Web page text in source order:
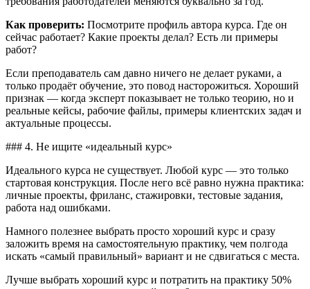
Как проверить: Посмотрите профиль автора курса. Где он
сейчас работает? Какие проекты делал? Есть ли примеры
работ?
Если преподаватель сам давно ничего не делает руками, а
только продаёт обучение, это повод насторожиться. Хороший
признак — когда эксперт показывает не только теорию, но и
реальные кейсы, рабочие файлы, примеры клиентских задач и
актуальные процессы.
### 4. Не ищите «идеальный курс»
Идеального курса не существует. Любой курс — это только
стартовая конструкция. После него всё равно нужна практика:
личные проекты, фриланс, стажировки, тестовые задания,
работа над ошибками.
Намного полезнее выбрать просто хороший курс и сразу
заложить время на самостоятельную практику, чем полгода
искать «самый правильный» вариант и не сдвигаться с места.
Лучше выбрать хороший курс и потратить на практику 50%